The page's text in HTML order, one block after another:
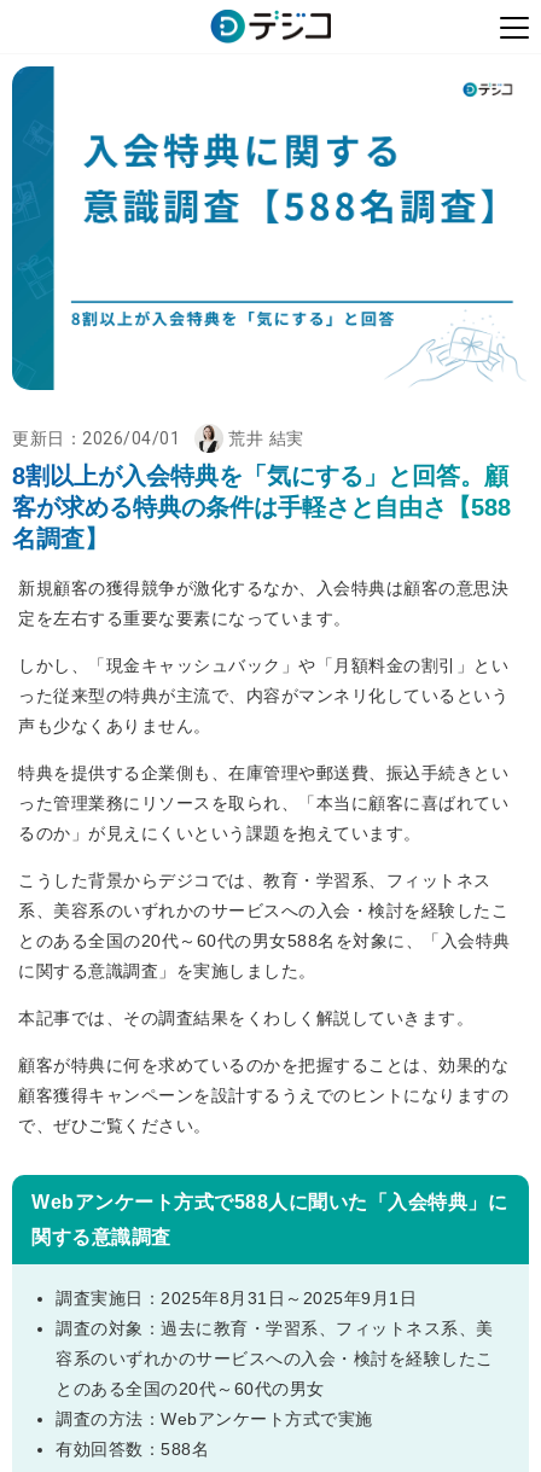
更新日： 2026/04/01 荒井 結実
8割以上が入会特典を「気にする」と回答。顧
客が求める特典の条件は手軽さと自由さ【588
名調査】
新規顧客の獲得競争が激化するなか、入会特典は顧客の意思決
定を左右する重要な要素になっています。
しかし、「現金キャッシュバック」や「月額料金の割引」とい
った従来型の特典が主流で、内容がマンネリ化しているという
声も少なくありません。
特典を提供する企業側も、在庫管理や郵送費、振込手続きとい
った管理業務にリソースを取られ、「本当に顧客に喜ばれてい
るのか」が見えにくいという課題を抱えています。
こうした背景からデジコでは、教育・学習系、フィットネス
系、美容系のいずれかのサービスへの入会・検討を経験したこ
とのある全国の20代～60代の男女588名を対象に、「入会特典
に関する意識調査」を実施しました。
本記事では、その調査結果をくわしく解説していきます。
顧客が特典に何を求めているのかを把握することは、効果的な
顧客獲得キャンペーンを設計するうえでのヒントになりますの
で、ぜひご覧ください。
Webアンケート方式で588人に聞いた「入会特典」に
関する意識調査
調査実施日：2025年8月31日～2025年9月1日
調査の対象：過去に教育・学習系、フィットネス系、美
容系のいずれかのサービスへの入会・検討を経験したこ
とのある全国の20代～60代の男女
調査の方法：Webアンケート方式で実施
有効回答数：588名